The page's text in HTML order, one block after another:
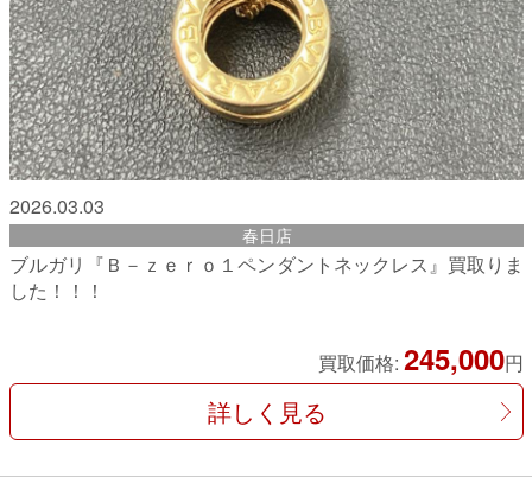
2026.03.03
春日店
ブルガリ『Ｂ－ｚｅｒｏ１ペンダントネックレス』買取りま
した！！！
買取価格: 245,000円
詳しく見る